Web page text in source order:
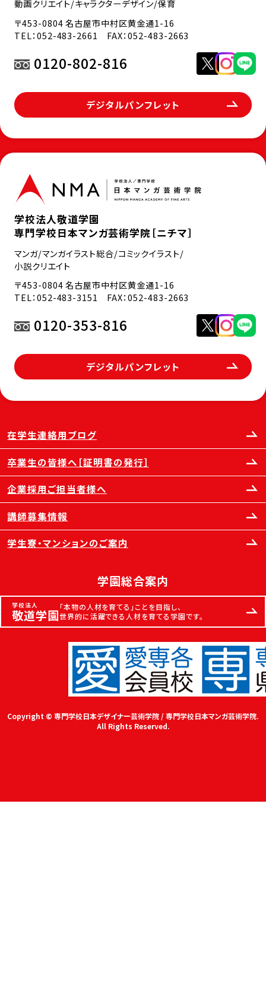
動画クリエイト/キャラクターデザイン/保育
〒453-0804 名古屋市中村区黄金通1-16
TEL：052-483-2661 FAX：052-483-2663
0120-802-816
デジタルパンフレット
学校法人敬道学園
専門学校日本マンガ芸術学院［ニチマ］
マンガ/マンガイラスト総合/コミックイラスト/
小説クリエイト
〒453-0804 名古屋市中村区黄金通1-16
TEL：052-483-3151 FAX：052-483-2663
0120-353-816
デジタルパンフレット
在学生連絡用ブログ
卒業生の皆様へ［証明書の発行］
企業採用ご担当者様へ
講師募集情報
学生寮・マンションのご案内
学園総合案内
学校法人
敬道学園「本物の人材を育てる」ことを目指し、
世界的に活躍できる人材を育てる学園です。
Copyright © 専門学校日本デザイナー芸術学院 / 専門学校日本マンガ芸術学院.
All Rights Reserved.